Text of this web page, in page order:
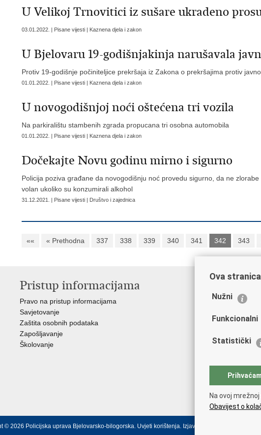
U Velikoj Trnovitici iz sušare ukradeno
03.01.2022. | Pisane vijesti | Kaznena djela i zakon
U Bjelovaru 19-godišnjakinja narušavala
Protiv 19-godišnje počiniteljice prekršaja iz Zakona o prekršajima protiv
01.01.2022. | Pisane vijesti | Kaznena djela i zakon
U novogodišnjoj noći oštećena tri vozila
Na parkiralištu stambenih zgrada propucana tri osobna automobila
01.01.2022. | Pisane vijesti | Kaznena djela i zakon
Dočekajte Novu godinu mirno i sigurno
Policija poziva građane da novogodišnju noć provedu sigurno, da ne
volan ukoliko su konzumirali alkohol
31.12.2021. | Pisane vijesti | Društvo i zajednica
«« « Prethodna 337 338 339 340 341 342 343
Pristup informacijama
Pravo na pristup informacijama
Savjetovanje
Zaštita osobnih podataka
Zapošljavanje
Školovanje
Važne
Ministarstvo
Udruge
Policijska
Zaklada
Centar za
"Ivan Vučetić"
Policijske uprave
© 2026 Policijska uprava Bjelovarsko-bilogorska. Uvjeti korištenja. Izjava o pristupačnosti
Ova
Nužni
Funkcionalni
Statistički
Na ovoj
Obavijest o